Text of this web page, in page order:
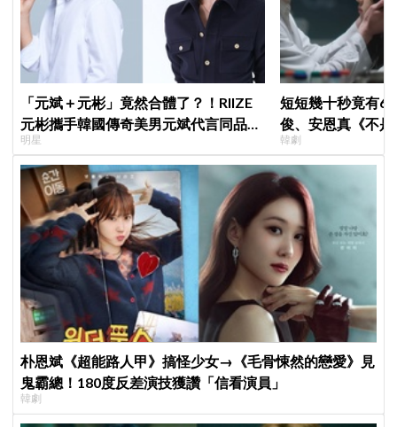
「元斌＋元彬」竟然合體了？！RIIZE
元彬攜手韓國傳奇美男元斌代言同品
牌，韓網瘋喊：兩個帥哥來了！
明星
短短幾十秒竟有6
俊、安恩真《不
公開，網友直呼
韓劇
朴恩斌《超能路人甲》搞怪少女→《毛骨悚然的戀愛》見
鬼霸總！180度反差演技獲讚「信看演員」
韓劇